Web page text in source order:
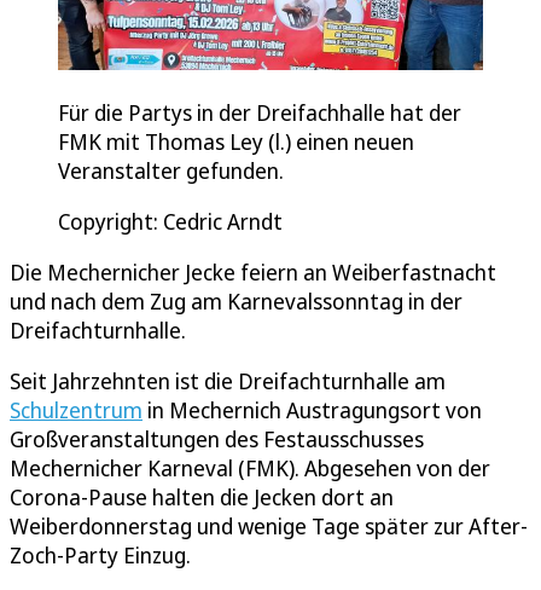
Für die Partys in der Dreifachhalle hat der
FMK mit Thomas Ley (l.) einen neuen
Veranstalter gefunden.
Copyright: Cedric Arndt
Die Mechernicher Jecke feiern an Weiberfastnacht
und nach dem Zug am Karnevalssonntag in der
Dreifachturnhalle.
Seit Jahrzehnten ist die Dreifachturnhalle am
Schulzentrum in Mechernich Austragungsort von
Großveranstaltungen des Festausschusses
Mechernicher Karneval (FMK). Abgesehen von der
Corona-Pause halten die Jecken dort an
Weiberdonnerstag und wenige Tage später zur After-
Zoch-Party Einzug.